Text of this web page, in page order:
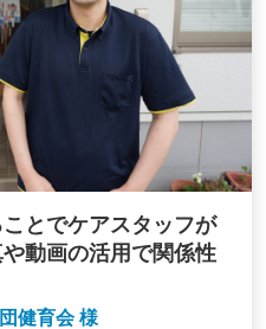
とでケアスタッフが
動画の活用で関係性
健育会 様